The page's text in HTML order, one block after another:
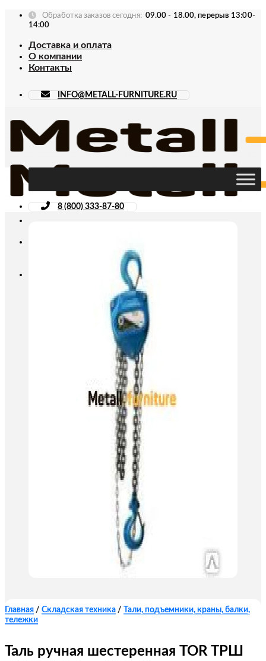
Skip
Обработка заказов сегодня: 09.00 - 18.00, перерыв 13:00-
14:00
Доставка и оплата
О компании
Контакты
INFO@METALL-FURNITURE.RU
8 (800) 333-87-80
Главная / Складская техника /
Тали, подъемники, краны, балки,
тележки
Таль ручная шестеренная TOR ТРШ